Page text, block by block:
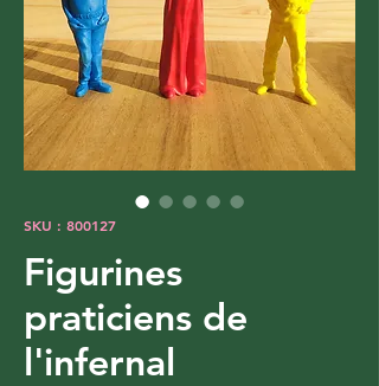
SKU : 800127
Figurines
praticiens de
l'infernal